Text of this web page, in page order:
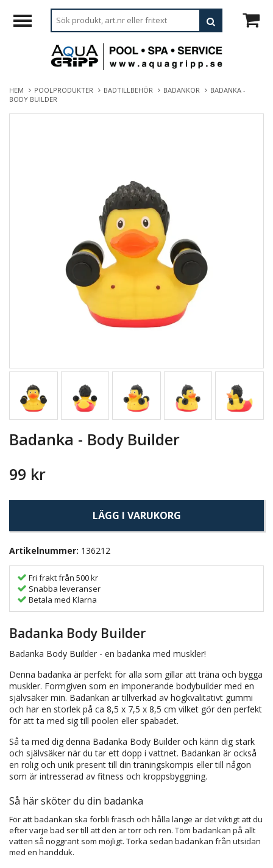
HEM POOLPRODUKTER BADTILLBEHÖR BADANKOR
BADANKA -
BODY BUILDER
Badanka - Body Builder
99 kr
LÄGG I VARUKORG
Artikelnummer: 136212
Fri frakt från 500 kr
Snabba leveranser
Betala med Klarna
Badanka Body Builder
Badanka Body Builder - en badanka med muskler!
Denna badanka är perfekt för alla som gillar att träna och bygga
muskler. Formgiven som en imponerande bodybuilder med en
självsäker min. Badankan är tillverkad av högkvalitativt gummi
och har en storlek på ca 8,5 x 7,5 x 8,5 cm vilket gör den perfekt
för att ta med sig till poolen eller spabadet.
Så ta med dig denna Badanka Body Builder och känn dig stark
och självsäker när du tar ett dopp i vattnet. Badankan är också
en rolig och unik present till din träningskompis eller till någon
som är intresserad av fitness och kroppsbyggning.
Så här sköter du din badanka
För att badankan ska förbli fräsch och hålla länge är det viktigt att du
efter varje bad ser till att den är torr och ren. Töm badankan på allt
vatten så noggrant som möjligt. Torka sedan badankan från utsidan
med en handduk.